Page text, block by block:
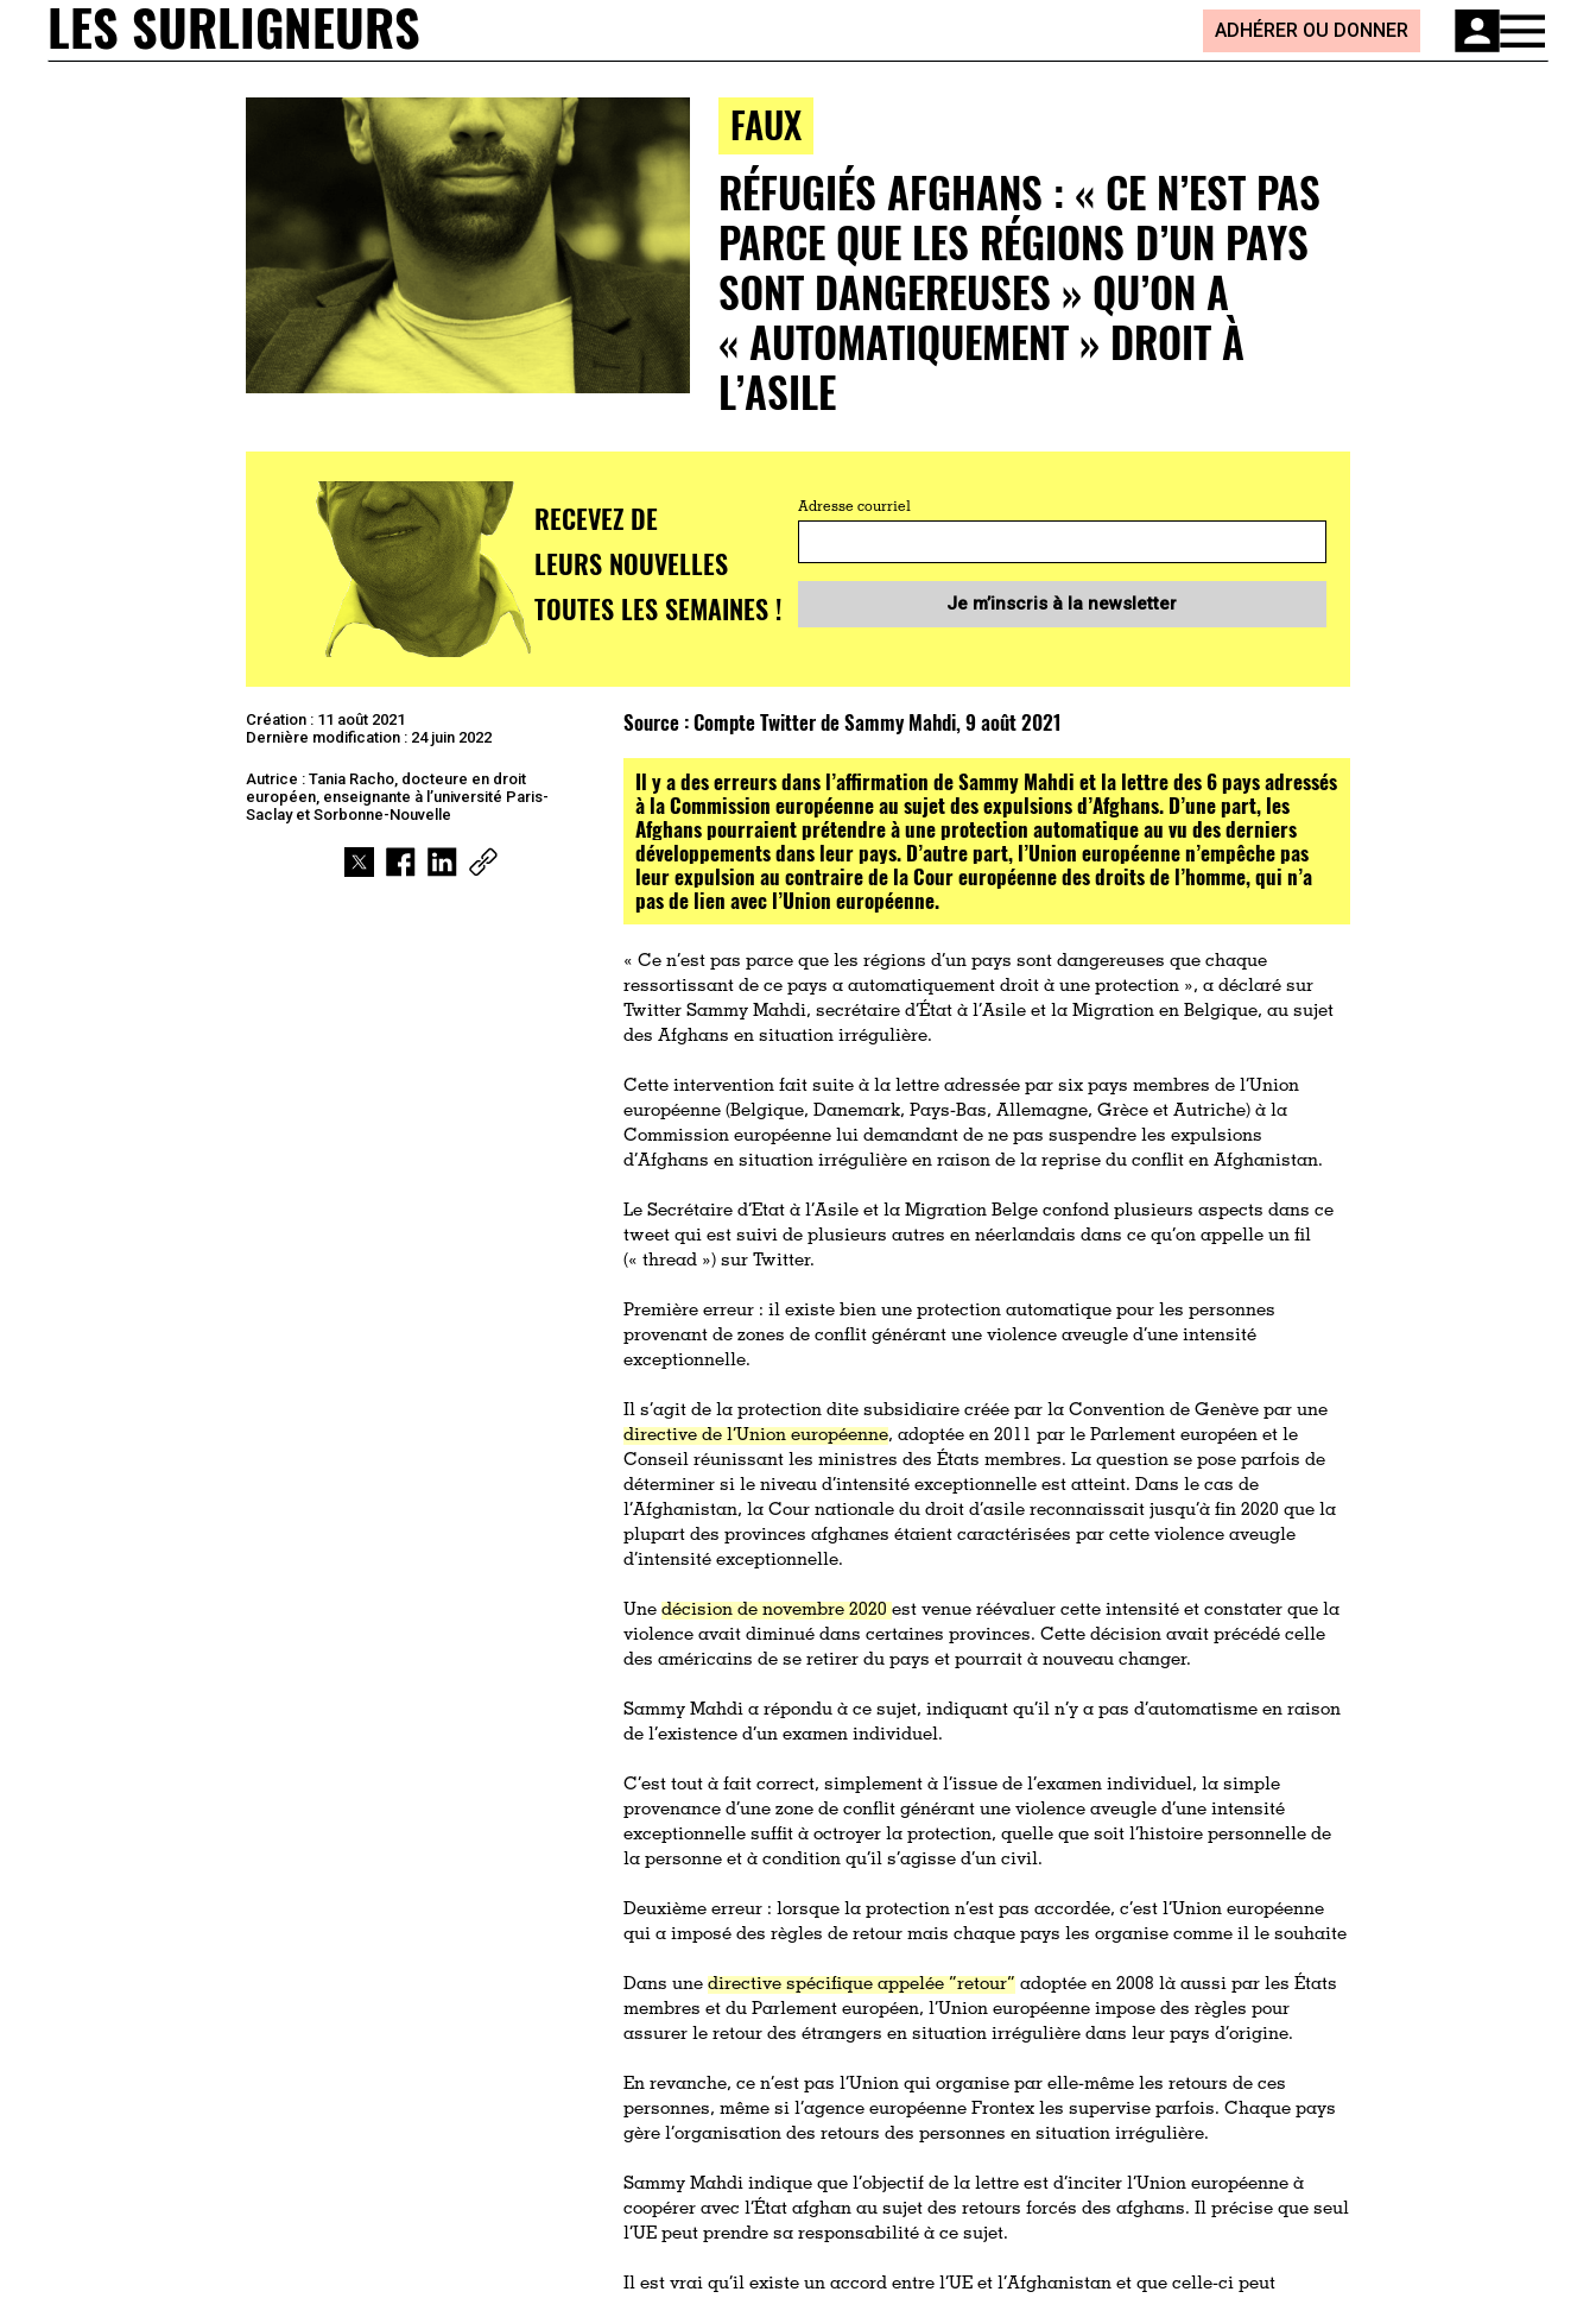
LES SURLIGNEURS ADHÉRER OU DONNER
FAUX
RÉFUGIÉS AFGHANS : « CE N’EST PAS
PARCE QUE LES RÉGIONS D’UN PAYS
SONT DANGEREUSES » QU’ON A
« AUTOMATIQUEMENT » DROIT À
L’ASILE
RECEVEZ DE
LEURS NOUVELLES
TOUTES LES SEMAINES !
Adresse courriel
Je m’inscris à la newsletter
Création : 11 août 2021
Dernière modification : 24 juin 2022
Autrice : Tania Racho, docteure en droit
européen, enseignante à l’université Paris-
Saclay et Sorbonne-Nouvelle
Source :Compte Twitter de Sammy Mahdi, 9 août 2021
Il y a des erreurs dans l’affirmation de Sammy Mahdi et la lettre des 6 pays adressés
à la Commission européenne au sujet des expulsions d’Afghans. D’une part, les
Afghans pourraient prétendre à une protection automatique au vu des derniers
développements dans leur pays. D’autre part, l’Union européenne n’empêche pas
leur expulsion au contraire de la Cour européenne des droits de l’homme, qui n’a
pas de lien avec l’Union européenne.
« Ce n’est pas parce que les régions d’un pays sont dangereuses que chaque
ressortissant de ce pays a automatiquement droit à une protection », a déclaré sur
Twitter Sammy Mahdi, secrétaire d’État à l’Asile et la Migration en Belgique, au sujet
des Afghans en situation irrégulière.
Cette intervention fait suite à la lettre adressée par six pays membres de l’Union
européenne (Belgique, Danemark, Pays-Bas, Allemagne, Grèce et Autriche) à la
Commission européennelui demandant de ne pas suspendre les expulsions
d’Afghans en situation irrégulière en raison de la reprise du conflit en Afghanistan.
Le Secrétaire d’Etat à l’Asile et la Migration Belge confond plusieurs aspects dans ce
tweet qui est suivi de plusieurs autres en néerlandais dans ce qu’on appelle un fil
(« thread ») sur Twitter.
Première erreur : il existe bien une protection automatique pour les personnes
provenant de zones de conflit générant une violence aveugle d’une intensité
exceptionnelle.
Il s’agit de la protection dite subsidiaire créée par la Convention de Genève par une
directive de l’Union européenne, adoptée en 2011 par le Parlement européen et le
Conseil réunissant les ministres des États membres. La question se pose parfois de
déterminer si le niveau d’intensité exceptionnelle est atteint. Dans le cas de
l’Afghanistan, la Cour nationale du droit d’asile reconnaissait jusqu’à fin 2020 que la
plupart des provinces afghanes étaient caractérisées par cette violence aveugle
d’intensité exceptionnelle.
Unedécision de novembre 2020est venue réévaluer cette intensité et constater que la
violence avait diminué dans certaines provinces. Cette décision avait précédé celle
des américains de se retirer du pays et pourrait à nouveau changer.
Sammy Mahdi a répondu à ce sujet, indiquant qu’il n’y a pas d’automatisme en raison
de l’existence d’un examen individuel.
C’est tout à fait correct, simplement à l’issue de l’examen individuel, la simple
provenance d’une zone de conflit générant une violence aveugle d’une intensité
exceptionnelle suffit à octroyer la protection, quelle que soit l’histoire personnelle de
la personne et à condition qu’il s’agisse d’un civil.
Deuxième erreur : lorsque la protection n’est pas accordée, c’est l’Union européenne
qui a imposé des règles de retour mais chaque pays les organise comme il le souhaite
Dans unedirective spécifique appelée “retour” adoptée en 2008 là aussi par les États
membres et du Parlement européen, l’Union européenne impose des règles pour
assurer le retour des étrangers en situation irrégulière dans leur pays d’origine.
En revanche, ce n’est pas l’Union qui organise par elle-même les retours de ces
personnes, même si l’agence européenne Frontex les supervise parfois. Chaque pays
gère l’organisation des retours des personnes en situation irrégulière.
Sammy Mahdi indique que l’objectif de la lettre est d’inciter l’Union européenne à
coopérer avec l’État afghan au sujet des retours forcés des afghans. Il précise que seul
l’UE peut prendre sa responsabilité à ce sujet.
Il est vrai qu’il existe un accord entre l’UE et l’Afghanistan et que celle-ci peut